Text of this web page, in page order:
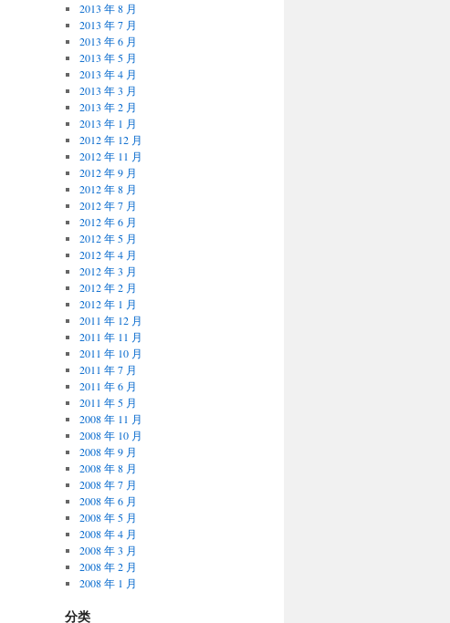
2013 年 8 月
2013 年 7 月
2013 年 6 月
2013 年 5 月
2013 年 4 月
2013 年 3 月
2013 年 2 月
2013 年 1 月
2012 年 12 月
2012 年 11 月
2012 年 9 月
2012 年 8 月
2012 年 7 月
2012 年 6 月
2012 年 5 月
2012 年 4 月
2012 年 3 月
2012 年 2 月
2012 年 1 月
2011 年 12 月
2011 年 11 月
2011 年 10 月
2011 年 7 月
2011 年 6 月
2011 年 5 月
2008 年 11 月
2008 年 10 月
2008 年 9 月
2008 年 8 月
2008 年 7 月
2008 年 6 月
2008 年 5 月
2008 年 4 月
2008 年 3 月
2008 年 2 月
2008 年 1 月
分类